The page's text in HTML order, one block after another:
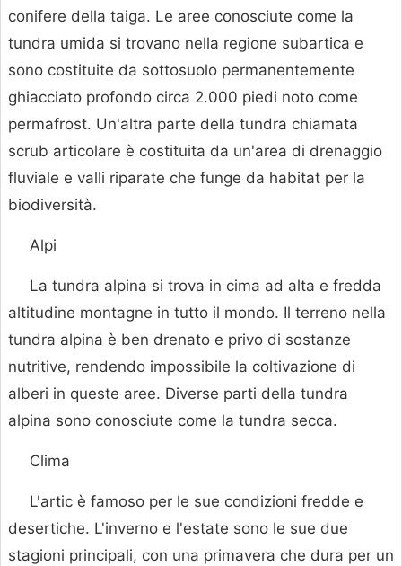
conifere della taiga. Le aree conosciute come la
tundra umida si trovano nella regione subartica e
sono costituite da sottosuolo permanentemente
ghiacciato profondo circa 2.000 piedi noto come
permafrost. Un'altra parte della tundra chiamata
scrub articolare è costituita da un'area di drenaggio
fluviale e valli riparate che funge da habitat per la
biodiversità.
Alpi
La tundra alpina si trova in cima ad alta e fredda
altitudine montagne in tutto il mondo. Il terreno nella
tundra alpina è ben drenato e privo di sostanze
nutritive, rendendo impossibile la coltivazione di
alberi in queste aree. Diverse parti della tundra
alpina sono conosciute come la tundra secca.
Clima
L'artic è famoso per le sue condizioni fredde e
desertiche. L'inverno e l'estate sono le sue due
stagioni principali, con una primavera che dura per un